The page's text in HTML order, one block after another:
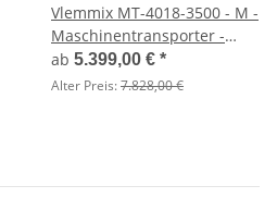
Vlemmix MT-4018-3500 - M -
Maschinentransporter -
Baggeranhänger 400 x 180 -
3500 kg - 3 Achser
ab 5.399,00 € *
Alter Preis:7.828,00 €